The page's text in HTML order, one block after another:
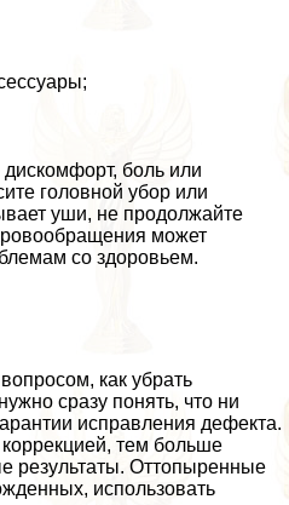
боль или
головной убор или
уши, не продолжайте
может
со здоровьем.
как убрать
сразу понять, что ни
исправления дефекта.
тем больше
результаты. Оттопыренные
использовать